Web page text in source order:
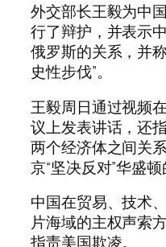
外交部长王毅为中
行了辩护，并表示
俄罗斯的关系，并
史性步伐”。
王毅周日通过视频
议上发表讲话，还
两个经济体之间关
京“坚决反对”华盛顿
中国在贸易、技术
片海域的主权声索
指责美国欺凌。